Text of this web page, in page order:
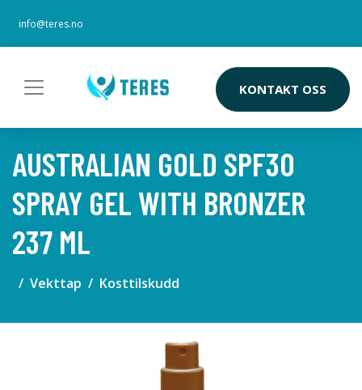
info@teres.no
KONTAKT OSS
AUSTRALIAN GOLD SPF30
SPRAY GEL WITH BRONZER
237 ML
Vekttap Kosttilskudd